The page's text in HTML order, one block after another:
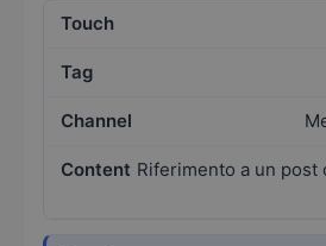
Riferimento a un